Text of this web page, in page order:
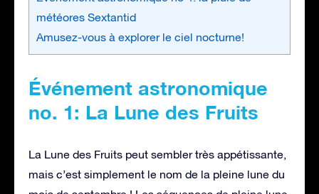
météores Sextantid
Amusez-vous à explorer le ciel nocturne!
Événement astronomique
no. 1: La Lune des Fruits
La Lune des Fruits peut sembler très appétissante,
mais c’est simplement le nom de la pleine lune du